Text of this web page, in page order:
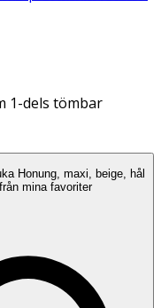
1-dels tömbar
Honung, maxi, beige, hål
mina favoriter